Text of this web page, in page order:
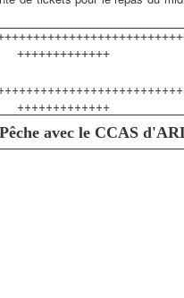
+++++++++++++
+++++++++++++
avec le CCAS